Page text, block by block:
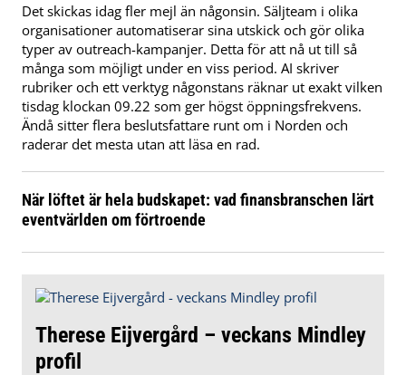
Det skickas idag fler mejl än någonsin. Säljteam i olika
organisationer automatiserar sina utskick och gör olika
typer av outreach-kampanjer. Detta för att nå ut till så
många som möjligt under en viss period. AI skriver
rubriker och ett verktyg någonstans räknar ut exakt vilken
tisdag klockan 09.22 som ger högst öppningsfrekvens.
Ändå sitter flera beslutsfattare runt om i Norden och
raderar det mesta utan att läsa en rad.
När löftet är hela budskapet: vad finansbranschen lärt
eventvärlden om förtroende
Therese Eijvergård – veckans Mindley
profil